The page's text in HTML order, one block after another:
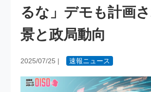
るな」デモも計画
景と政局動向
2025/07/25 | 速報ニュース